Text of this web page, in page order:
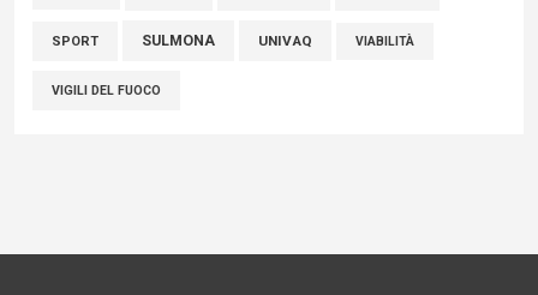
SPORT SULMONA UNIVAQ VIABILITÀ
VIGILI DEL FUOCO